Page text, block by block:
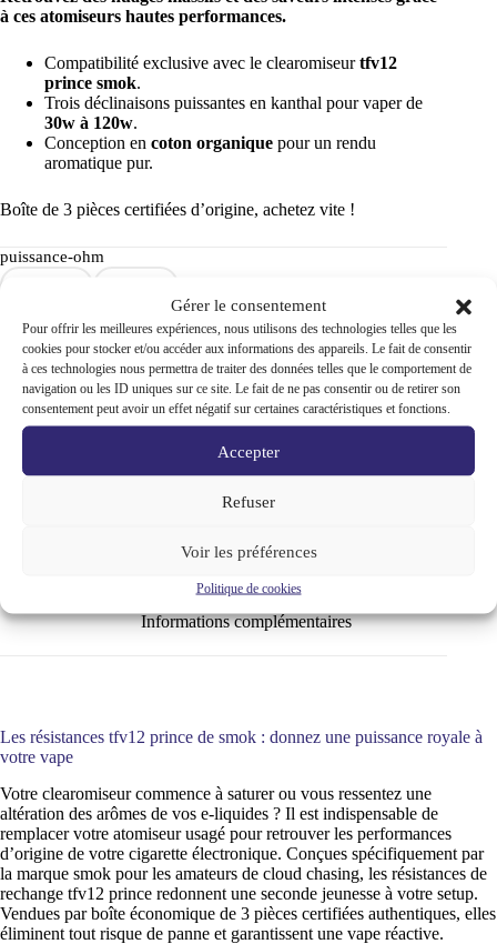
Gérer le consentement
Pour offrir les meilleures expériences, nous utilisons des technologies telles que les
cookies pour stocker et/ou accéder aux informations des appareils. Le fait de consentir
à ces technologies nous permettra de traiter des données telles que le comportement de
navigation ou les ID uniques sur ce site. Le fait de ne pas consentir ou de retirer son
consentement peut avoir un effet négatif sur certaines caractéristiques et fonctions.
Accepter
Refuser
Voir les préférences
Politique de cookies
à ces atomiseurs hautes performances.
Compatibilité exclusive avec le clearomiseurtfv12
prince smok.
Trois déclinaisons puissantes en kanthal pour vaper de
30w à 120w.
Conception en coton organique pour un rendu
aromatique pur.
Boîte de 3 pièces certifiées d’origine, achetez vite !
puissance-ohm
quantité
Résistances
kanthal
tfv12
prince
pack
Ajouter au panier
Smoktech
UGS :NPHP1600752637 Catégories :Résistances coil,
Marque :
Description
Informations complémentaires
Les résistances tfv12 prince de smok : donnez une puissance royale à
votre vape
Votre clearomiseur commence à saturer ou vous ressentez une
altération des arômes de vos e-liquides ? Il est indispensable de
remplacer votre atomiseur usagé pour retrouver les performances
d’origine de votre cigarette électronique. Conçues spécifiquement par
la marque smok pour les amateurs de cloud chasing, les résistances de
rechange tfv12 prince redonnent une seconde jeunesse à votre setup.
Vendues par boîte économique de 3 pièces certifiées authentiques, elles
éliminent tout risque de panne et garantissent une vape réactive.